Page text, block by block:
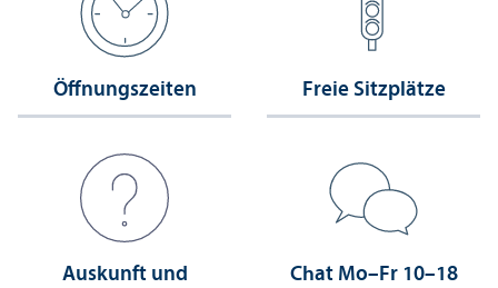
Öffnungs­zeiten Freie Sitzplätze
Auskunft und
Chat Mo–Fr 10–18